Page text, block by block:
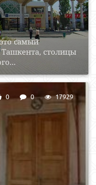
самый
столицы
0 0 17929